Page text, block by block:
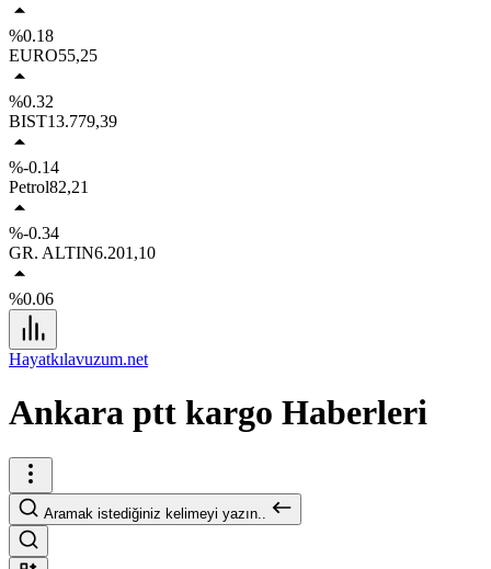
%0.18
EURO55,25
%0.32
BIST13.779,39
%-0.14
Petrol82,21
%-0.34
GR. ALTIN6.201,10
%0.06
Hayatkılavuzum.net
Ankara ptt kargo Haberleri
Aramak istediğiniz kelimeyi yazın..